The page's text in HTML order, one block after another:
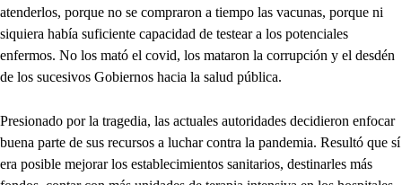
atenderlos, porque no se compraron a tiempo las vacunas, porque ni
siquiera había suficiente capacidad de testear a los potenciales
enfermos. No los mató el covid, los mataron la corrupción y el desdén
de los sucesivos Gobiernos hacia la salud pública.
Presionado por la tragedia, las actuales autoridades decidieron enfocar
buena parte de sus recursos a luchar contra la pandemia. Resultó que sí
era posible mejorar los establecimientos sanitarios, destinarles más